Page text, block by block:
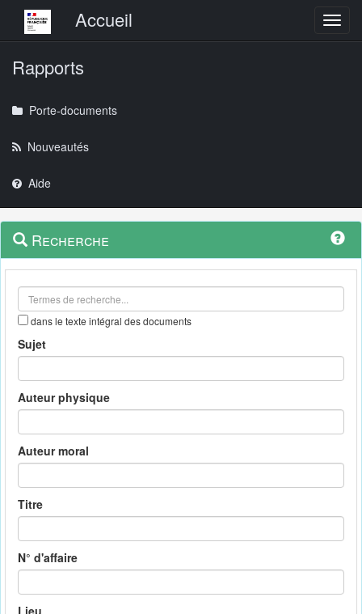
Menu principalAccueil
Rapports
Porte-documents
Nouveautés
Aide
Navigation
outils
Menu
contextuel
Recherche
dans le texte intégral des documents
Sujet
Auteur physique
Auteur moral
Titre
N° d'affaire
Lieu